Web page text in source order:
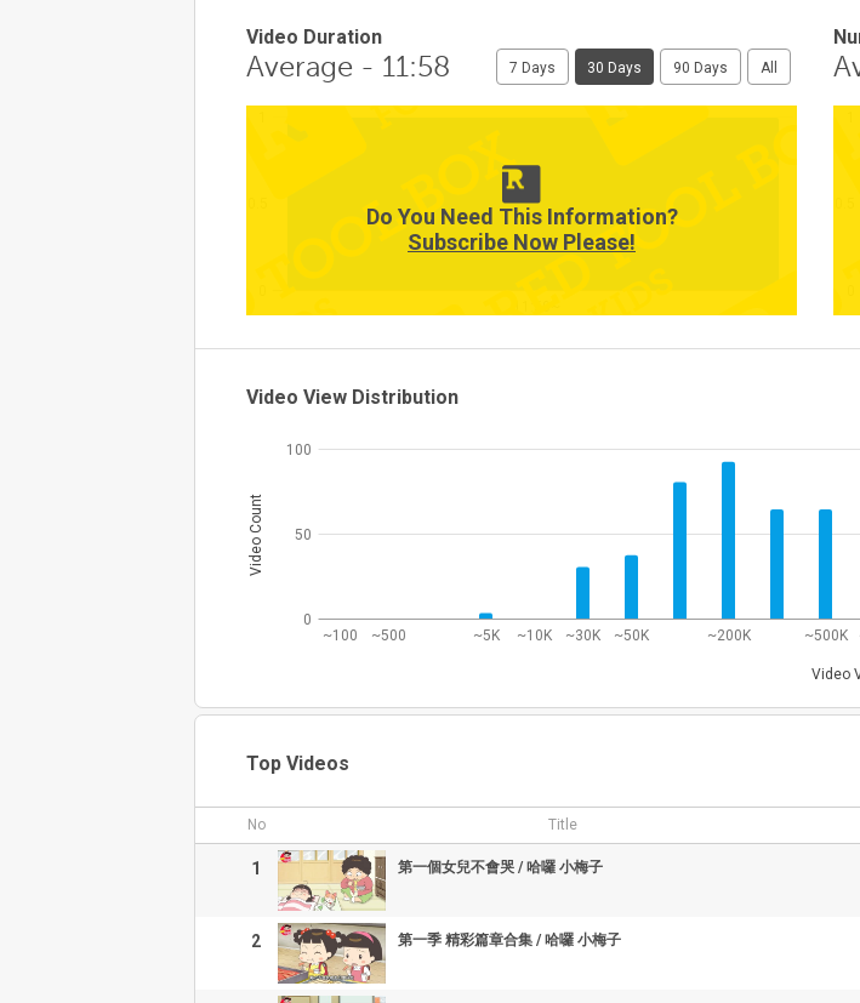
Video Duration
Average - 11:58 7 Days 30 Days 90 Days All
Do You Need This Information?
Subscribe Now Please!
Video View Distribution
~100 ~500 ~5K ~10K ~30K ~50K ~200K ~500K
Video
0
50
100
Video Count
Top Videos
No Title
1 第一個女兒不會哭 / 哈囉 小梅子
2 第一季 精彩篇章合集 / 哈囉 小梅子